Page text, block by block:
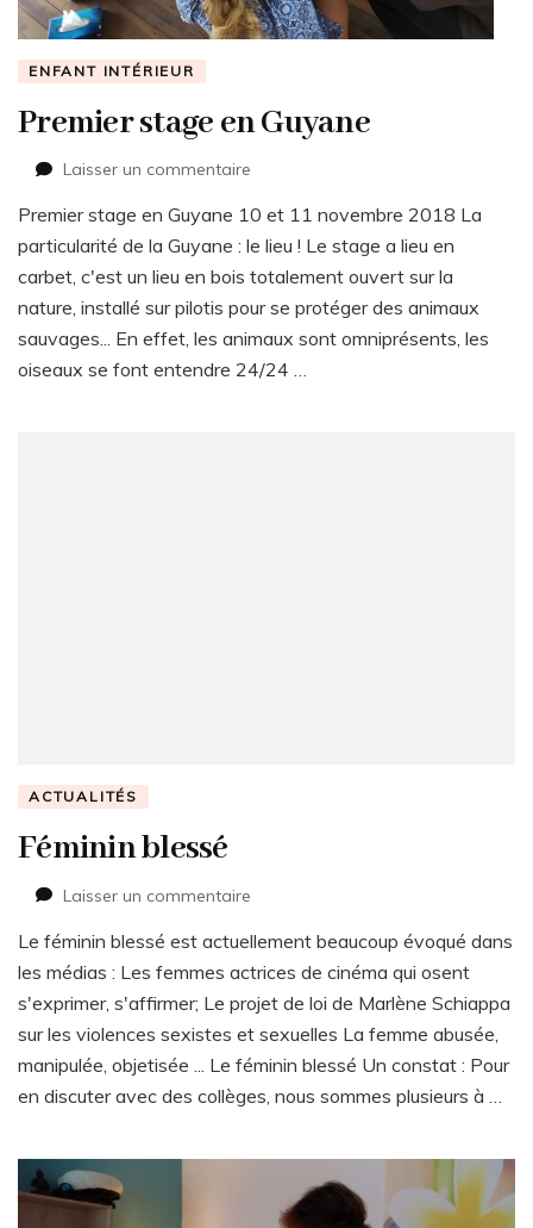
ENFANT INTÉRIEUR
Premier stage en Guyane
Laisser un commentaire
stage
en
Guyane
Premier stage en Guyane 10 et 11 novembre 2018 La
particularité de la Guyane : le lieu ! Le stage a lieu en
carbet, c'est un lieu en bois totalement ouvert sur la
nature, installé sur pilotis pour se protéger des animaux
sauvages... En effet, les animaux sont omniprésents, les
oiseaux se font entendre 24/24 …
ACTUALITÉS
Féminin blessé
Laisser un commentaire
blessé
Le féminin blessé est actuellement beaucoup évoqué dans
les médias : Les femmes actrices de cinéma qui osent
s'exprimer, s'affirmer; Le projet de loi de Marlène Schiappa
sur les violences sexistes et sexuelles La femme abusée,
manipulée, objetisée ... Le féminin blessé Un constat : Pour
en discuter avec des collèges, nous sommes plusieurs à …